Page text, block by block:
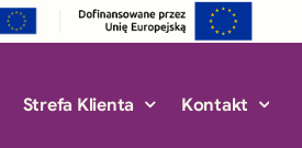
Strefa Klienta Kontakt